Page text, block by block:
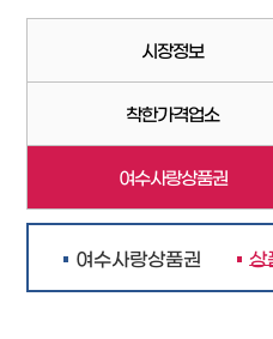
시장정보
착한가격업소
여수사랑상품권
여수사랑상품권 상